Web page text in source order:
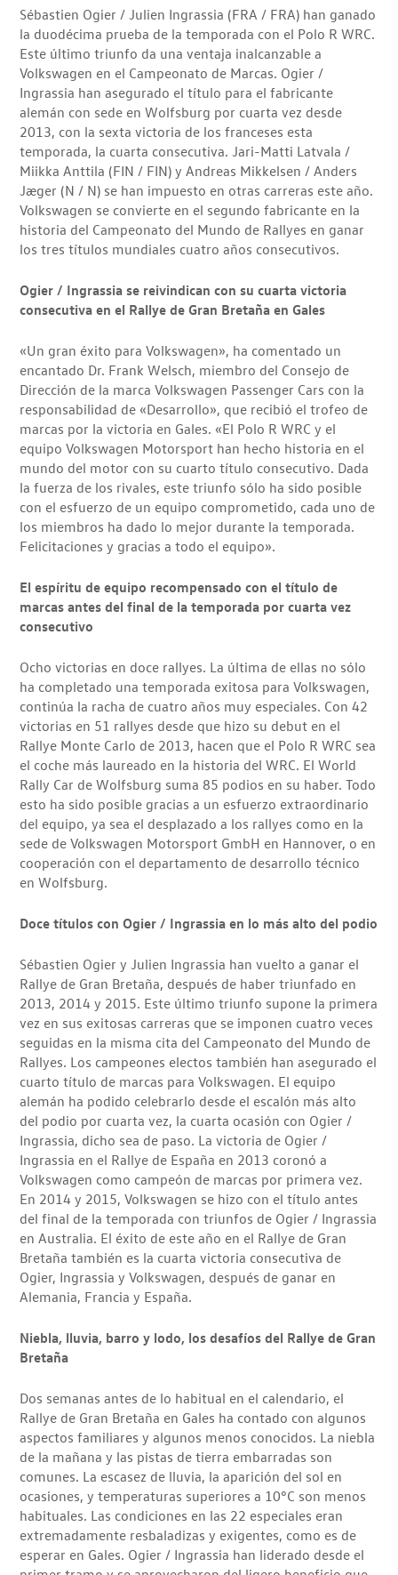
Sébastien Ogier / Julien Ingrassia (FRA / FRA) han ganado
la duodécima prueba de la temporada con el Polo R WRC.
Este último triunfo da una ventaja inalcanzable a
Volkswagen en el Campeonato de Marcas. Ogier /
Ingrassia han asegurado el título para el fabricante
alemán con sede en Wolfsburg por cuarta vez desde
2013, con la sexta victoria de los franceses esta
temporada, la cuarta consecutiva. Jari-Matti Latvala /
Miikka Anttila (FIN / FIN) y Andreas Mikkelsen / Anders
Jæger (N / N) se han impuesto en otras carreras este año.
Volkswagen se convierte en el segundo fabricante en la
historia del Campeonato del Mundo de Rallyes en ganar
los tres títulos mundiales cuatro años consecutivos.
Ogier / Ingrassia se reivindican con su cuarta victoria
consecutiva en el Rallye de Gran Bretaña en Gales
«Un gran éxito para Volkswagen», ha comentado un
encantado Dr. Frank Welsch, miembro del Consejo de
Dirección de la marca Volkswagen Passenger Cars con la
responsabilidad de «Desarrollo», que recibió el trofeo de
marcas por la victoria en Gales. «El Polo R WRC y el
equipo Volkswagen Motorsport han hecho historia en el
mundo del motor con su cuarto título consecutivo. Dada
la fuerza de los rivales, este triunfo sólo ha sido posible
con el esfuerzo de un equipo comprometido, cada uno de
los miembros ha dado lo mejor durante la temporada.
Felicitaciones y gracias a todo el equipo».
El espíritu de equipo recompensado con el título de
marcas antes del final de la temporada por cuarta vez
consecutivo
Ocho victorias en doce rallyes. La última de ellas no sólo
ha completado una temporada exitosa para Volkswagen,
continúa la racha de cuatro años muy especiales. Con 42
victorias en 51 rallyes desde que hizo su debut en el
Rallye Monte Carlo de 2013, hacen que el Polo R WRC sea
el coche más laureado en la historia del WRC. El World
Rally Car de Wolfsburg suma 85 podios en su haber. Todo
esto ha sido posible gracias a un esfuerzo extraordinario
del equipo, ya sea el desplazado a los rallyes como en la
sede de Volkswagen Motorsport GmbH en Hannover, o en
cooperación con el departamento de desarrollo técnico
en Wolfsburg.
Doce títulos con Ogier / Ingrassia en lo más alto del podio
Sébastien Ogier y Julien Ingrassia han vuelto a ganar el
Rallye de Gran Bretaña, después de haber triunfado en
2013, 2014 y 2015. Este último triunfo supone la primera
vez en sus exitosas carreras que se imponen cuatro veces
seguidas en la misma cita del Campeonato del Mundo de
Rallyes. Los campeones electos también han asegurado el
cuarto título de marcas para Volkswagen. El equipo
alemán ha podido celebrarlo desde el escalón más alto
del podio por cuarta vez, la cuarta ocasión con Ogier /
Ingrassia, dicho sea de paso. La victoria de Ogier /
Ingrassia en el Rallye de España en 2013 coronó a
Volkswagen como campeón de marcas por primera vez.
En 2014 y 2015, Volkswagen se hizo con el título antes
del final de la temporada con triunfos de Ogier / Ingrassia
en Australia. El éxito de este año en el Rallye de Gran
Bretaña también es la cuarta victoria consecutiva de
Ogier, Ingrassia y Volkswagen, después de ganar en
Alemania, Francia y España.
Niebla, lluvia, barro y lodo, los desafíos del Rallye de Gran
Bretaña
Dos semanas antes de lo habitual en el calendario, el
Rallye de Gran Bretaña en Gales ha contado con algunos
aspectos familiares y algunos menos conocidos. La niebla
de la mañana y las pistas de tierra embarradas son
comunes. La escasez de lluvia, la aparición del sol en
ocasiones, y temperaturas superiores a 10°C son menos
habituales. Las condiciones en las 22 especiales eran
extremadamente resbaladizas y exigentes, como es de
esperar en Gales. Ogier / Ingrassia han liderado desde el